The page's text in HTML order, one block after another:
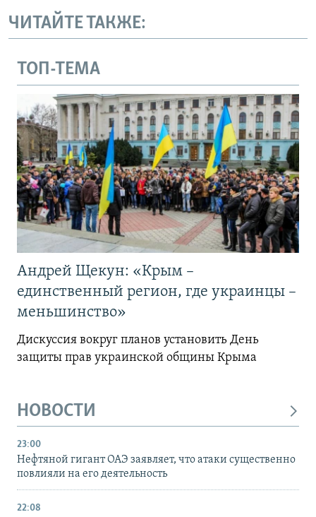
ЧИТАЙТЕ ТАКЖЕ:
ТОП-ТЕМА
Андрей Щекун: «Крым –
единственный регион, где украинцы –
меньшинство»
Дискуссия вокруг планов установить День
защиты прав украинской общины Крыма
НОВОСТИ
23:00
Нефтяной гигант ОАЭ заявляет, что атаки существенно
повлияли на его деятельность
22:08